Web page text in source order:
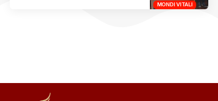
MONDI VITALI